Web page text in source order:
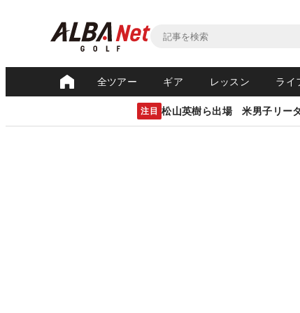
全ツアー ギア レッスン ライ
注目 松山英樹ら出場 米男子リー